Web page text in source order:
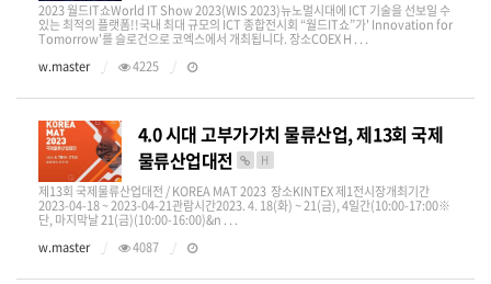
2023 월드IT쇼World IT Show 2023(WIS 2023)​뉴노멀시대에 ICT 기술을 선보일 수
있는 최적의 플랫폼!!국내 최대 규모의 ICT 종합전시회 “월드IT쇼”가' Innovation for
Tomorrow'를 슬로건으로 코엑스에서 개최됩니다. 장소COEX H . . .
w.master
4225
4.0 시대 고부가가치 물류산업, 제13회 국제
물류산업대전
H
제13회 국제물류산업대전 / KOREA MAT 2023 장소KINTEX 제1전시장​​개최기간
2023-04-18 ~ 2023-04-21​​관람시간2023. 4. 18(화) ~ 21(금), 4일간(10:00-17:00※
단, 마지막날 21(금)(10:00-16:00)&n . . .
w.master
4087